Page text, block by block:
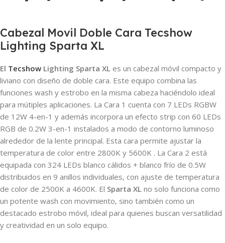
Cabezal Movil Doble Cara Tecshow
Lighting Sparta XL
El Tecshow Lighting Sparta XL es un cabezal móvil compacto y
liviano con diseño de doble cara. Este equipo combina las
funciones wash y estrobo en la misma cabeza haciéndolo ideal
para mútiples aplicaciones. La Cara 1 cuenta con 7 LEDs RGBW
de 12W 4-en-1 y además incorpora un efecto strip con 60 LEDs
RGB de 0.2W 3-en-1 instalados a modo de contorno luminoso
alrededor de la lente principal. Esta cara permite ajustar la
temperatura de color entre 2800K y 5600K . La Cara 2 está
equipada con 324 LEDs blanco cálidos + blanco frío de 0.5W
distribuidos en 9 anillos individuales, con ajuste de temperatura
de color de 2500K a 4600K. El Sparta XL no solo funciona como
un potente wash con movimiento, sino también como un
destacado estrobo móvil, ideal para quienes buscan versatilidad
y creatividad en un solo equipo.